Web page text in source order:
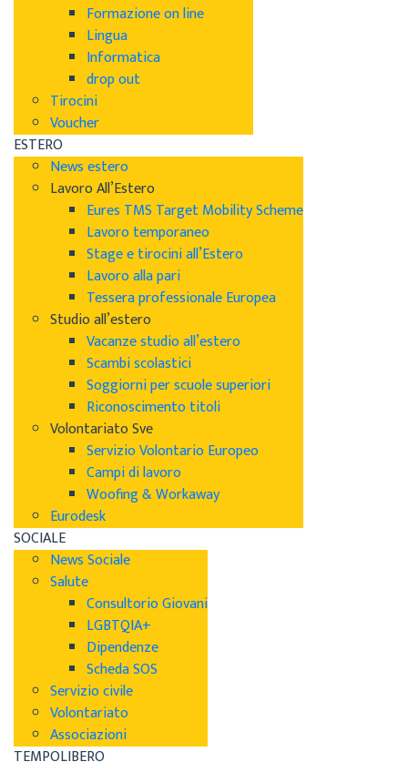
Formazione on line
Lingua
Informatica
drop out
Tirocini
Voucher
ESTERO
News estero
Lavoro All’Estero
Eures TMS Target Mobility Scheme
Lavoro temporaneo
Stage e tirocini all’Estero
Lavoro alla pari
Tessera professionale Europea
Studio all’estero
Vacanze studio all’estero
Scambi scolastici
Soggiorni per scuole superiori
Riconoscimento titoli
Volontariato Sve
Servizio Volontario Europeo
Campi di lavoro
Woofing & Workaway
Eurodesk
SOCIALE
News Sociale
Salute
Consultorio Giovani
LGBTQIA+
Dipendenze
Scheda SOS
Servizio civile
Volontariato
Associazioni
TEMPOLIBERO